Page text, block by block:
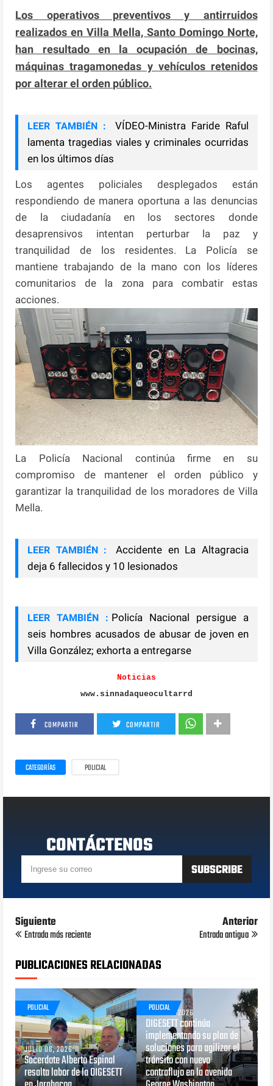
Los operativos preventivos y antirruidos
realizados en Villa Mella, Santo Domingo Norte,
han resultado en la ocupación de bocinas,
máquinas tragamonedas y vehículos retenidos
por alterar el orden público.
LEER TAMBIÉN :
VÍDEO-Ministra Faride Raful
lamenta tragedias viales y criminales ocurridas
en los últimos días
Los agentes policiales desplegados están
respondiendo de manera oportuna a las denuncias
de la ciudadanía en los sectores donde
desaprensivos intentan perturbar la paz y
tranquilidad de los residentes. La Policía se
mantiene trabajando de la mano con los líderes
comunitarios de la zona para combatir estas
acciones.
La Policía Nacional continúa firme en su
compromiso de mantener el orden público y
garantizar la tranquilidad de los moradores de Villa
Mella.
LEER TAMBIÉN :
Accidente en La Altagracia
deja 6 fallecidos y 10 lesionados
LEER TAMBIÉN : Policía Nacional persigue a
seis hombres acusados de abusar de joven en
Villa González; exhorta a entregarse
Noticias
www.sinnadaqueocultarrd
COMPARTIR COMPARTIR
CATEGORÍAS POLICIAL
CONTÁCTENOS
Siguiente
Entrada más reciente
Anterior
Entrada antigua
PUBLICACIONES RELACIONADAS
POLICIAL
JULIO 06, 2026
Sacerdote Alberto Espinal
resalta labor de la DIGESETT
POLICIAL
JUNIO 29, 2026
DIGESETT continúa
implementando su plan de
soluciones para agilizar el
tránsito con nuevo
contraflujo en la avenida